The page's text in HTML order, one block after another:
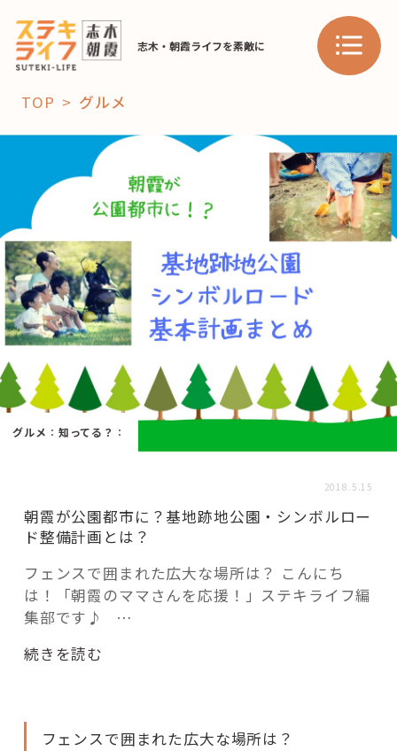
志木・朝霞ライフを素敵に
「コト」
子育て
暮らし
おすすめ
スポット 学び・教育
「場」
HAREL HAREL
活用事例
fleXe リノベ事例
「ひと」
TOP グルメ
グルメ ： 知ってる？ ：
2018.5.15
朝霞が公園都市に？基地跡地公園・シンボルロー
ド整備計画とは？
フェンスで囲まれた広大な場所は？ こんにち
は！「朝霞のママさんを応援！」ステキライフ編
集部です♪ …
“朝
公
続きを読む
フェンスで囲まれた広大な場所は？